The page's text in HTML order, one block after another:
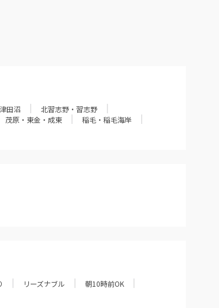
田沼
北習志野・習志野
茂原・東金・成東
稲毛・稲毛海岸
リーズナブル
朝10時前OK